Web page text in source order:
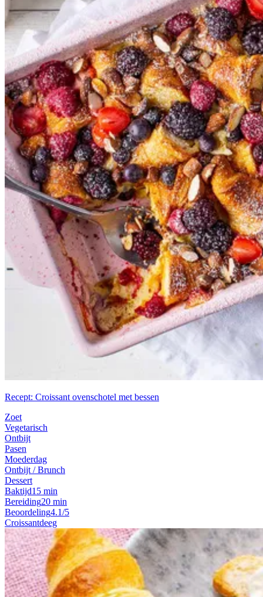
Recept: Croissant ovenschotel met bessen
Zoet
Vegetarisch
Ontbijt
Pasen
Moederdag
Ontbijt / Brunch
Dessert
Baktijd15 min
Bereiding20 min
Beoordeling4.1/5
Croissantdeeg